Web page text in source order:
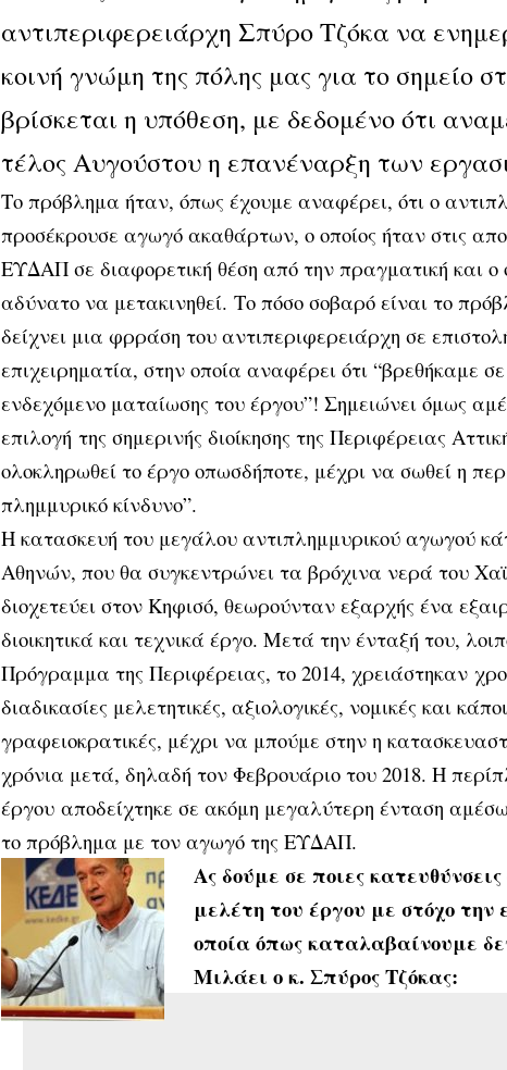
αντιπεριφερειάρχη Σπύρο Τζόκα να
κοινή γνώμη της πόλης μας για το σημείο
βρίσκεται η υπόθεση, με δεδομένο ότι
τέλος Αυγούστου η επανέναρξη των
Το πρόβλημα ήταν, όπως έχουμε αναφέρει, ότι ο
προσέκρουσε αγωγό ακαθάρτων, ο οποίος ήταν στις
ΕΥΔΑΠ σε διαφορετική θέση από την πραγματική και ο
αδύνατο να μετακινηθεί. Το πόσο σοβαρό είναι το
δείχνει μια φρράση του αντιπεριφερειάρχη σε
επιχειρηματία, στην οποία αναφέρει ότι “βρεθήκαμε
ενδεχόμενο ματαίωσης του έργου”! Σημειώνει όμως
επιλογή της σημερινής διοίκησης της Περιφέρειας
ολοκληρωθεί το έργο οπωσδήποτε, μέχρι να σωθεί η
πλημμυρικό κίνδυνο”.
Η κατασκευή του μεγάλου αντιπλημμυρικού αγωγού
Αθηνών, που θα συγκεντρώνει τα βρόχινα νερά του
διοχετεύει στον Κηφισό, θεωρούνταν εξαρχής ένα
διοικητικά και τεχνικά έργο. Μετά την ένταξή του,
Πρόγραμμα της Περιφέρειας, το 2014, χρειάστηκαν
διαδικασίες μελετητικές, αξιολογικές, νομικές και
γραφειοκρατικές, μέχρι να μπούμε στην η
χρόνια μετά, δηλαδή τον Φεβρουάριο του 2018. Η
έργου αποδείχτηκε σε ακόμη μεγαλύτερη ένταση
το πρόβλημα με τον αγωγό της ΕΥΔΑΠ.
Ας δούμε σε ποιες
μελέτη του έργου με στόχο την
οποία όπως καταλαβαίνουμε
Μιλάει ο κ. Σπύρος Τζόκας: